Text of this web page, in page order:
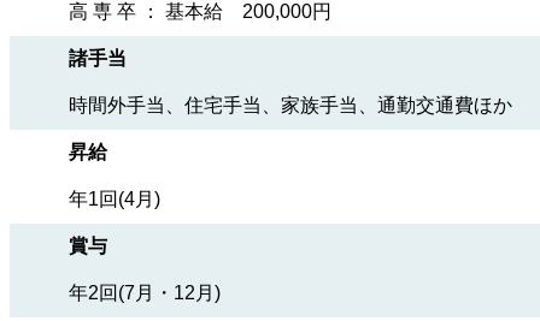
高 専 卒 ： 基本給 200,000円
諸手当
時間外手当、住宅手当、家族手当、通勤交通費ほか
昇給
年1回(4月)
賞与
年2回(7月・12月)